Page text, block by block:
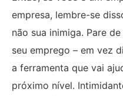
empresa, lembre-se
não sua inimiga. Pare
seu emprego – em vez
a ferramenta que vai
próximo nível.